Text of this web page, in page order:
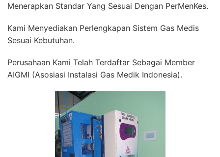
Menerapkan Standar Yang Sesuai Dengan PerMenKes.
Kami Menyediakan Perlengkapan Sistem Gas Medis
Sesuai Kebutuhan.
Perusahaan Kami Telah Terdaftar Sebagai Member
AIGMI (Asosiasi Instalasi Gas Medik Indonesia).